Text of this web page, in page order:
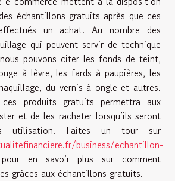
échantillons gratuits après que ces
un achat. Au nombre des
qui peuvent servir de technique
pouvons citer les fonds de teint,
à lèvre, les fards à paupières, les
du vernis à ongle et autres.
produits gratuits permettra aux
et de les racheter lorsqu’ils seront
utilisation. Faites un tour sur
business/echantillon-
pour en savoir plus sur comment
grâces aux échantillons gratuits.